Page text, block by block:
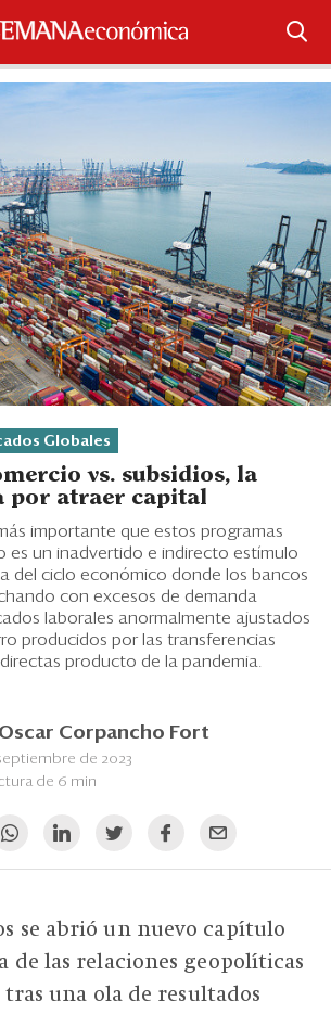
Globales
vs. subsidios, la
por atraer capital
importante que estos programas
es un inadvertido e indirecto estímulo
del ciclo económico donde los bancos
con excesos de demanda
laborales anormalmente ajustados
producidos por las transferencias
producto de la pandemia.
Oscar Corpancho Fort
de 2023
de 6 min
se abrió un nuevo capítulo
de las relaciones geopolíticas
una ola de resultados